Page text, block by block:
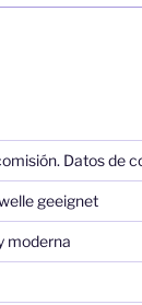
Datos de
geeignet
moderna